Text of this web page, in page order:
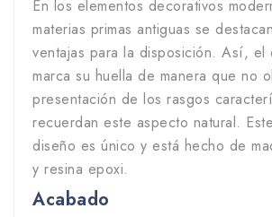
En los elementos decorativos
materias primas antiguas se
ventajas para la disposición. Así, el
marca su huella de manera que no
presentación de los rasgos
recuerdan este aspecto natural.
diseño es único y está hecho de
y resina epoxi.
Acabado